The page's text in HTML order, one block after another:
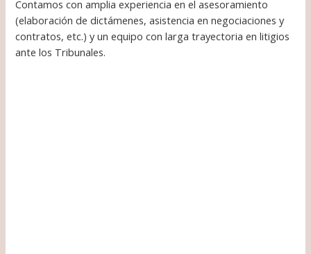
Contamos con amplia experiencia en el asesoramiento
(elaboración de dictámenes, asistencia en negociaciones y
contratos, etc.) y un equipo con larga trayectoria en litigios
ante los Tribunales.